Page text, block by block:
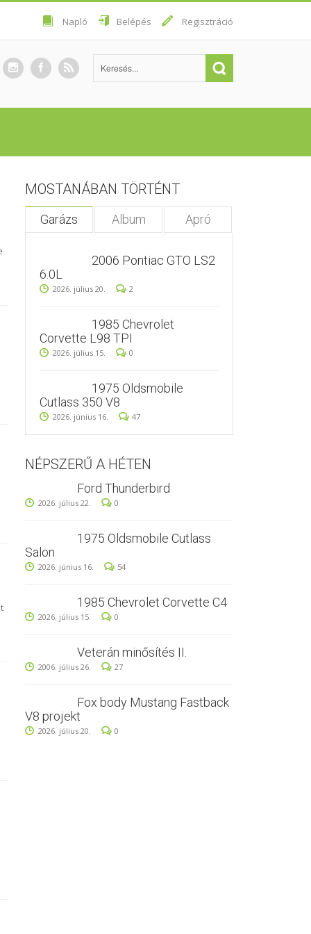
Napló Belépés Regisztráció
MOSTANÁBAN TÖRTÉNT
Garázs Album Apró
2006 Pontiac GTO LS2
6.0L
2026. július 20. 2
1985 Chevrolet
Corvette L98 TPI
2026. július 15. 0
1975 Oldsmobile
Cutlass 350 V8
2026. június 16. 47
NÉPSZERŰ A HÉTEN
Ford Thunderbird
2026. július 22. 0
1975 Oldsmobile Cutlass
Salon
2026. június 16. 54
1985 Chevrolet Corvette C4
2026. július 15. 0
Veterán minősítés II.
2006. július 26. 27
Fox body Mustang Fastback
V8 projekt
2026. július 20. 0